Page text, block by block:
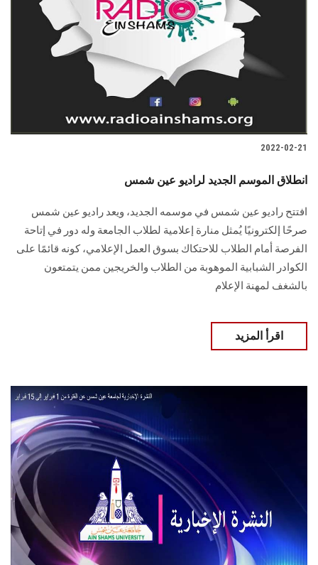
2022-02-21
انطلاق الموسم الجديد لراديو عين شمس
افتتح راديو عين شمس في موسمه الجديد، ويعد راديو عين شمس
صرحًا إلكترونيًا يُمثل منارة إعلامية لطلاب الجامعة وله دور في إتاحة
الفرصة أمام الطلاب للاحتكاك بسوق العمل الإعلامي، كونه قائمًا على
الكوادر الشبابية الموهوبة من الطلاب والخريجين ممن يتمتعون
بالشغف لمهنة الإعلام
اقرأ المزيد